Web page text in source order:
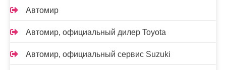
Автомир
Автомир, официальный дилер Toyota
Автомир, официальный сервис Suzuki